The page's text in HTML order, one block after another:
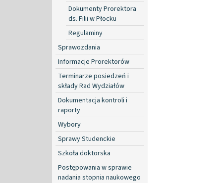
Dokumenty Prorektora
ds. Filii w Płocku
Regulaminy
Sprawozdania
Informacje Prorektorów
Terminarze posiedzeń i
składy Rad Wydziałów
Dokumentacja kontroli i
raporty
Wybory
Sprawy Studenckie
Szkoła doktorska
Postępowania w sprawie
nadania stopnia naukowego